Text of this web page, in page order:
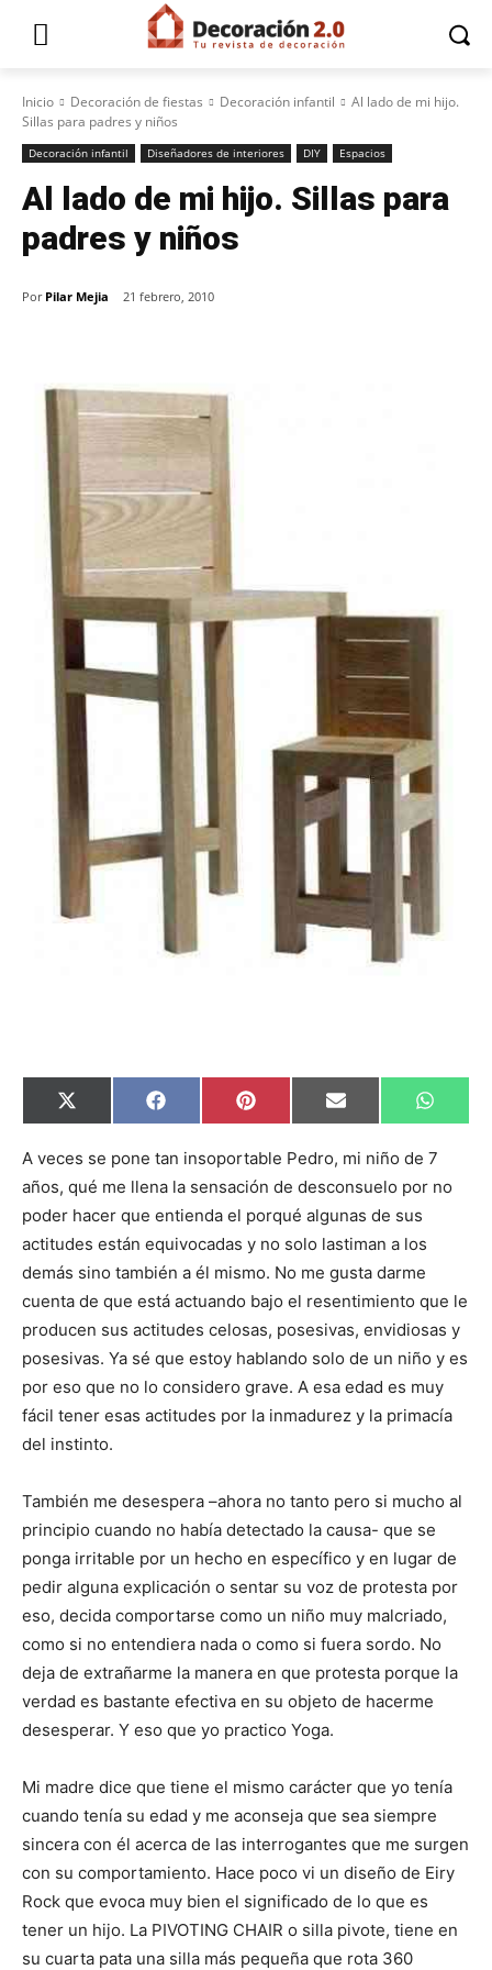
Inicio Decoración de fiestas Decoración infantil
Al lado de mi hijo.
Sillas para padres y niños
Decoración infantil Diseñadores de interiores DIY Espacios
Al lado de mi hijo. Sillas para
padres y niños
Por Pilar Mejia 21 febrero, 2010
C
o
p
r
t
i
r
e
n
X
(
w
t
t
e
r
)
C
o
p
r
t
i
r
e
n
F
a
e
o
o
k
C
o
p
r
i
r
e
n
P
i
t
e
r
e
s
t
C
o
p
r
t
i
r
e
n
E
m
i
C
o
p
r
W
h
t
A
A veces se pone tan insoportable Pedro, mi niño de 7
años, qué me llena la sensación de desconsuelo por no
poder hacer que entienda el porqué algunas de sus
actitudes están equivocadas y no solo lastiman a los
demás sino también a él mismo. No me gusta darme
cuenta de que está actuando bajo el resentimiento que le
producen sus actitudes celosas, posesivas, envidiosas y
posesivas. Ya sé que estoy hablando solo de un niño y es
por eso que no lo considero grave. A esa edad es muy
fácil tener esas actitudes por la inmadurez y la primacía
del instinto.
También me desespera –ahora no tanto pero si mucho al
principio cuando no había detectado la causa- que se
ponga irritable por un hecho en específico y en lugar de
pedir alguna explicación o sentar su voz de protesta por
eso, decida comportarse como un niño muy malcriado,
como si no entendiera nada o como si fuera sordo. No
deja de extrañarme la manera en que protesta porque la
verdad es bastante efectiva en su objeto de hacerme
desesperar. Y eso que yo practico Yoga.
Mi madre dice que tiene el mismo carácter que yo tenía
cuando tenía su edad y me aconseja que sea siempre
sincera con él acerca de las interrogantes que me surgen
con su comportamiento. Hace poco vi un diseño de Eiry
Rock que evoca muy bien el significado de lo que es
tener un hijo. La PIVOTING CHAIR o silla pivote, tiene en
su cuarta pata una silla más pequeña que rota 360